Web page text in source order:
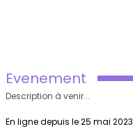
Evenement
Description à venir...
En ligne depuis le 25 mai 2023